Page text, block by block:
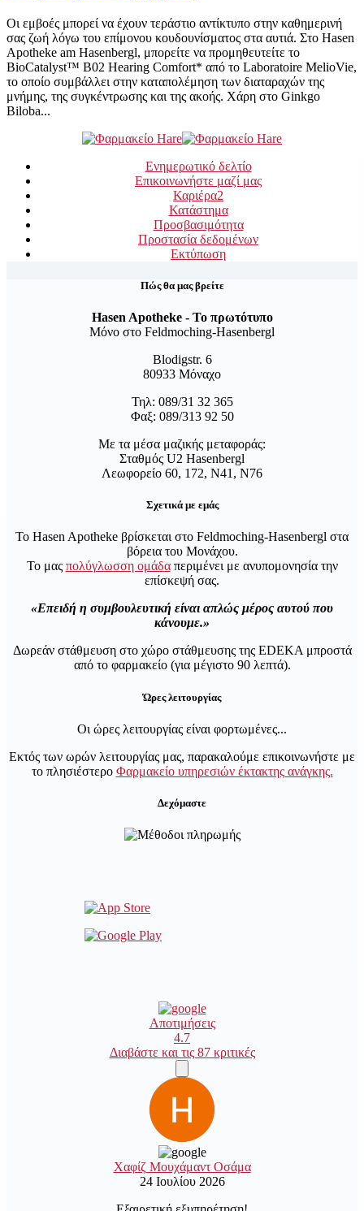
Οι εμβοές μπορεί να έχουν τεράστιο αντίκτυπο στην καθημερινή
σας ζωή λόγω του επίμονου κουδουνίσματος στα αυτιά. Στο Hasen
Apotheke am Hasenbergl, μπορείτε να προμηθευτείτε το
BioCatalyst™ B02 Hearing Comfort* από το Laboratoire MelioVie,
το οποίο συμβάλλει στην καταπολέμηση των διαταραχών της
μνήμης, της συγκέντρωσης και της ακοής. Χάρη στο Ginkgo
Biloba...
Ενημερωτικό δελτίο
Επικοινωνήστε μαζί μας
Καριέρα2
Κατάστημα
Προσβασιμότητα
Προστασία δεδομένων
Εκτύπωση
Πώς θα μας βρείτε
Hasen Apotheke - Το πρωτότυπο
Μόνο στο Feldmoching-Hasenbergl
Blodigstr. 6
80933 Μόναχο
Τηλ: 089/31 32 365
Φαξ: 089/313 92 50
Με τα μέσα μαζικής μεταφοράς:
Σταθμός U2 Hasenbergl
Λεωφορείο 60, 172, N41, N76
Σχετικά με εμάς
Το Hasen Apotheke βρίσκεται στο Feldmoching-Hasenbergl στα
βόρεια του Μονάχου.
Το μας πολύγλωσση ομάδαπεριμένει με ανυπομονησία την
επίσκεψή σας.
Επειδή η συμβουλευτική είναι απλώς μέρος αυτού που
κάνουμε.
Δωρεάν στάθμευση στο χώρο στάθμευσης της EDEKA μπροστά
από το φαρμακείο (για μέγιστο 90 λεπτά).
Ώρες λειτουργίας
Οι ώρες λειτουργίας είναι φορτωμένες...
Εκτός των ωρών λειτουργίας μας, παρακαλούμε επικοινωνήστε με
το πλησιέστερο Φαρμακείο υπηρεσιών έκτακτης ανάγκης.
Δεχόμαστε
Αποτιμήσεις
4.7
Διαβάστε και τις 87 κριτικές
Χαφίζ Μουχάμαντ Οσάμα
24 Ιουλίου 2026